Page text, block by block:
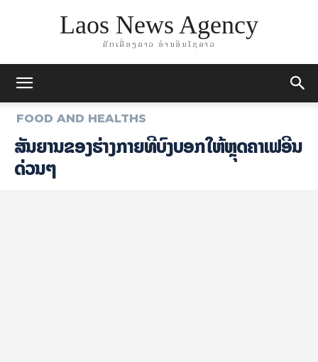
Laos News Agency
ມັກເລື່ອງລາວ ອ່ານອິນໄຊລາວ
FOOD AND HEALTHS
ສັນຍານຂອງຮ່າງກາຍທີ່ບົ່ງບອກໃຫ້ຫຼຸດຄາເຟອີນ
ດ່ວນໆ